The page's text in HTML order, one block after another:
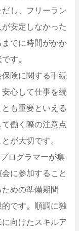
し、フリーラン
安定しなかった
でに時間がかか
す。
険に関する手続
心して仕事を続
も重要といえる
働く際の注意点
が大切です。
ログラマーが集
に参加すること
めの準備期間
です。順調に独
向けたスキルア